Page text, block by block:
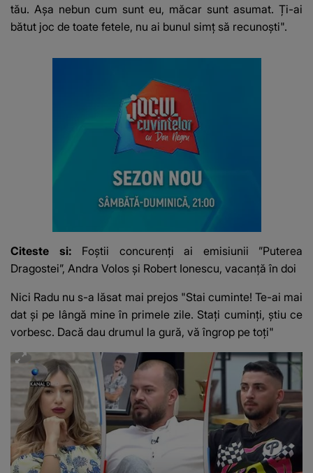
tău. Așa nebun cum sunt eu, măcar sunt asumat. Ți-ai
bătut joc de toate fetele, nu ai bunul simț să recunoști".
Citeste si: Foștii concurenți ai emisiunii ”Puterea
Dragostei”, Andra Volos și Robert Ionescu, vacanță în doi
Nici Radu nu s-a lăsat mai prejos "Stai cuminte! Te-ai mai
dat și pe lângă mine în primele zile. Stați cuminți, știu ce
vorbesc. Dacă dau drumul la gură, vă îngrop pe toți"